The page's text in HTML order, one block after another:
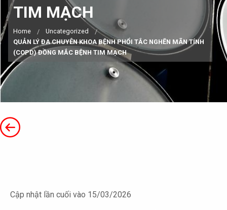
TIM MẠCH
Home
Uncategorized
QUẢN LÝ ĐA CHUYÊN KHOA BỆNH PHỔI TẮC NGHẼN MÃN TÍNH
(COPD) ĐỒNG MẮC BỆNH TIM MẠCH
Cập nhật lần cuối vào 15/03/2026